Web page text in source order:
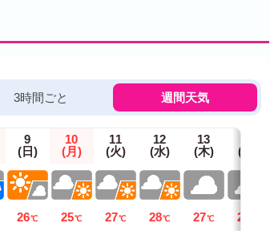
3時間ごと 週間天気
9
(日)
26℃
10
(月)
25℃
11
(火)
27℃
12
(水)
28℃
13
(木)
27℃
(金)
27